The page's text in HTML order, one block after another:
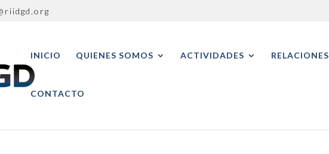
INICIO QUIENES SOMOS ACTIVIDADES
CONTACTO